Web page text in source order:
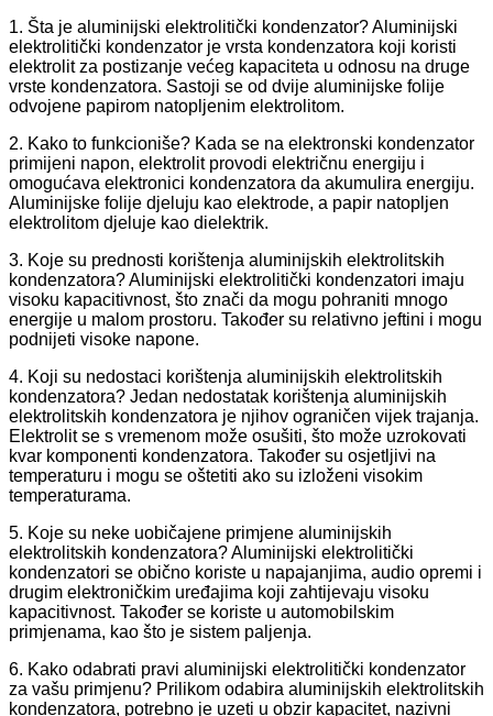
1. Šta je aluminijski elektrolitički kondenzator? Aluminijski
elektrolitički kondenzator je vrsta kondenzatora koji koristi
elektrolit za postizanje većeg kapaciteta u odnosu na druge
vrste kondenzatora. Sastoji se od dvije aluminijske folije
odvojene papirom natopljenim elektrolitom.
2. Kako to funkcioniše? Kada se na elektronski kondenzator
primijeni napon, elektrolit provodi električnu energiju i
omogućava elektronici kondenzatora da akumulira energiju.
Aluminijske folije djeluju kao elektrode, a papir natopljen
elektrolitom djeluje kao dielektrik.
3. Koje su prednosti korištenja aluminijskih elektrolitskih
kondenzatora? Aluminijski elektrolitički kondenzatori imaju
visoku kapacitivnost, što znači da mogu pohraniti mnogo
energije u malom prostoru. Također su relativno jeftini i mogu
podnijeti visoke napone.
4. Koji su nedostaci korištenja aluminijskih elektrolitskih
kondenzatora? Jedan nedostatak korištenja aluminijskih
elektrolitskih kondenzatora je njihov ograničen vijek trajanja.
Elektrolit se s vremenom može osušiti, što može uzrokovati
kvar komponenti kondenzatora. Također su osjetljivi na
temperaturu i mogu se oštetiti ako su izloženi visokim
temperaturama.
5. Koje su neke uobičajene primjene aluminijskih
elektrolitskih kondenzatora? Aluminijski elektrolitički
kondenzatori se obično koriste u napajanjima, audio opremi i
drugim elektroničkim uređajima koji zahtijevaju visoku
kapacitivnost. Također se koriste u automobilskim
primjenama, kao što je sistem paljenja.
6. Kako odabrati pravi aluminijski elektrolitički kondenzator
za vašu primjenu? Prilikom odabira aluminijskih elektrolitskih
kondenzatora, potrebno je uzeti u obzir kapacitet, nazivni